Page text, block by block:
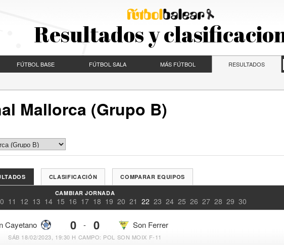
Resultados y
FÚTBOL BASE FÚTBOL SALA MÁS FÚTBOL RESULTADOS
Mallorca (Grupo B)
CLASIFICACIÓN COMPARAR EQUIPOS
CAMBIAR JORNADA
11 12 13 14 15 16 17 18 19 20 21 22 23 24 25 26 27 28 29 30
Cayetano 0 - Son Ferrer
0
SÁB 18/02/2023, 19:30 H CAMPO: POL SON MOIX F-11